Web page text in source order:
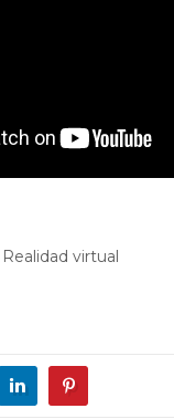
Realidad virtual